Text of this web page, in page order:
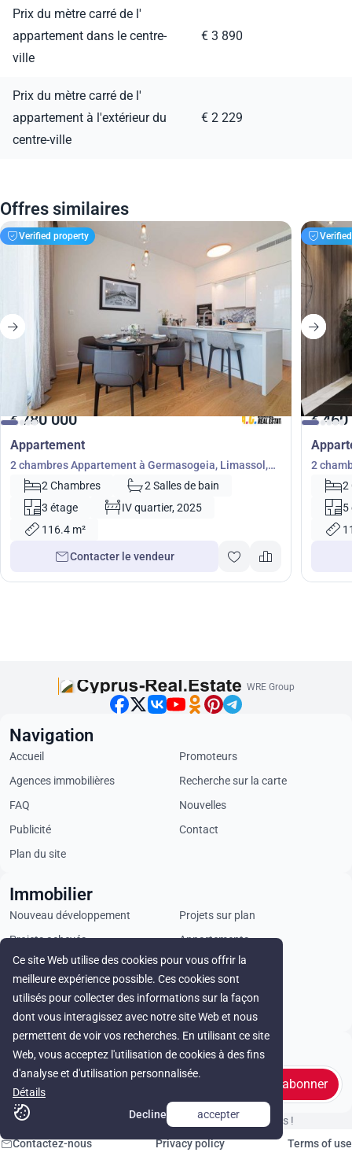
Prix du mètre carré de l'
appartement dans le centre-
ville
€ 3 890
Prix du mètre carré de l'
appartement à l'extérieur du
centre-ville
€ 2 229
Offres similaires
Verified property
€780 000
Appartement
2 chambres Appartement à Germasogeia, Limassol,
Chypre No. 23729
2 Chambres
2 Salles de bain
3 étage
IV quartier, 2025
116.4 m²
Contacter le vendeur
€460
2
No.
2
5
Ce site Web utilise des cookies pour vous offrir la
meilleure expérience possible. Ces cookies sont
utilisés pour collecter des informations sur la façon
dont vous interagissez avec notre site Web et nous
permettent de voir vos recherches. En utilisant ce site
Web, vous acceptez l'utilisation de cookies à des fins
d'analyse et d'utilisation personnalisée.
Détails
Decline
accepter
WRE Group
Stay in touch
s'abonner
Navigation
Accueil
Promoteurs
Agences immobilières
Recherche sur la carte
FAQ
Nouvelles
Publicité
Contact
Plan du site
Immobilier
Nouveau développement
Projets sur plan
Projets achevés
Appartements
Penthouses
Villas
Propriétés commerciales
Loyer
© Cyprus Realestate 2026. Tous droits réservés !
Contactez-nous
Privacy policy Terms of use